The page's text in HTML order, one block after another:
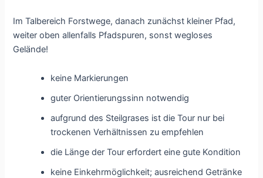
Im Talbereich Forstwege, danach zunächst kleiner Pfad,
weiter oben allenfalls Pfadspuren, sonst wegloses
Gelände!
keine Markierungen
guter Orientierungssinn notwendig
aufgrund des Steilgrases ist die Tour nur bei
trockenen Verhältnissen zu empfehlen
die Länge der Tour erfordert eine gute Kondition
keine Einkehrmöglichkeit; ausreichend Getränke